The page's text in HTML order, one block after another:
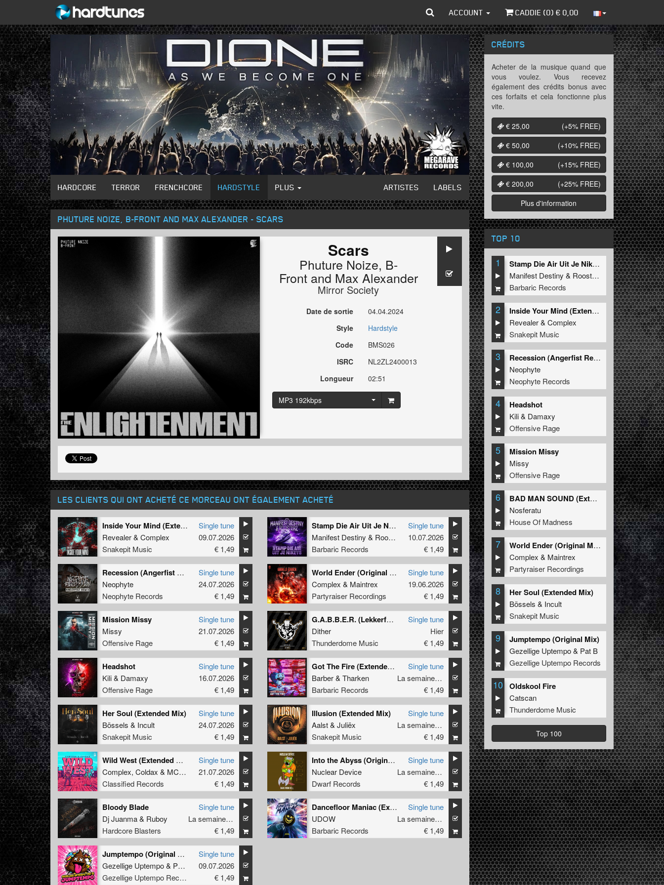
ACCOUNT CADDIE (0) € 0,00
HARDCORE TERROR FRENCHCORE HARDSTYLE PLUS ARTISTES LABELS
PHUTURE NOIZE, B-FRONT AND MAX ALEXANDER - SCARS
Scars
Phuture Noize, B-
Frontand Max Alexander
Mirror Society
Date de sortie
04.04.2024
Style
Hardstyle
Code
BMS026
ISRC
NL2ZL2400013
Longueur
02:51
MP3 192kbps
LES CLIENTS QUI ONT ACHETÉ CE MORCEAU ONT ÉGALEMENT ACHETÉ
Inside Your Mind (Extended Mix)
Revealer& Complex
Snakepit Music
Single tune
09.07.2026
€ 1,49
Stamp Die Air Uit Je Nikeys (Extended Mix)
Manifest Destiny & Roosterz
Barbaric Records
Single tune
10.07.2026
€ 1,49
Recession (Angerfist Remix Extended)
Neophyte
Neophyte Records
Single tune
24.07.2026
€ 1,49
World Ender (Original Mix)
Complex & Maintrex
Partyraiser Recordings
Single tune
19.06.2026
€ 1,49
Mission Missy
Missy
Offensive Rage
Single tune
21.07.2026
€ 1,49
G.A.B.B.E.R. (Lekkerfaces L.E.K.K.E.R. Remix)
Dither
Thunderdome Music
Single tune
Hier
€ 1,49
Headshot
Kili& Damaxy
Offensive Rage
Single tune
16.07.2026
€ 1,49
Got The Fire (Extended Mix)
Barber& Tharken
Barbaric Records
Single tune
La semaine derniére
€ 1,49
Her Soul (Extended Mix)
Bössels & Incult
Snakepit Music
Single tune
24.07.2026
€ 1,49
Illusion (Extended Mix)
Aalst& Juliëx
Snakepit Music
Single tune
La semaine derniére
€ 1,49
Wild West (Extended Mix)
Complex, Coldax & MC Pez
Classified Records
Single tune
21.07.2026
€ 1,49
Into the Abyss (Original Mix)
Nuclear Device
Dwarf Records
Single tune
La semaine derniére
€ 1,49
Bloody Blade
Dj Juanma& Ruboy
Hardcore Blasters
Single tune
La semaine derniére
€ 1,49
Dancefloor Maniac (Extended Mix)
UDOW
Barbaric Records
Single tune
La semaine derniére
€ 1,49
Jumptempo (Original Mix)
Gezellige Uptempo& Pat B
Gezellige Uptempo Records
Single tune
09.07.2026
€ 1,49
CRÉDITS
Acheter de la musique quand que
vous voulez. Vous recevez
également des crédits bonus avec
ces forfaits et cela fonctionne plus
vite.
€ 25,00
(+5% FREE)
€ 50,00
(+10% FREE)
€ 100,00
(+15% FREE)
€ 200,00
(+25% FREE)
Plus d'information
TOP 10
1
Stamp Die Air Uit Je Nikeys (Extended Mix)
Manifest Destiny & Roosterz
Barbaric Records
2
Inside Your Mind (Extended Mix)
Revealer&Complex
Snakepit Music
3
Recession (Angerfist Remix Extended)
Neophyte
Neophyte Records
4 Headshot
Kili& Damaxy
Offensive Rage
5 Mission Missy
Missy
Offensive Rage
6
BAD MAN SOUND (Extended Mix)
Nosferatu
House Of Madness
7
World Ender (Original Mix)
Complex & Maintrex
Partyraiser Recordings
8 Her Soul (Extended Mix)
Bössels & Incult
Snakepit Music
9 Jumptempo (Original Mix)
Gezellige Uptempo& Pat B
Gezellige Uptempo Records
10 Oldskool Fire
Catscan
Thunderdome Music
Top 100